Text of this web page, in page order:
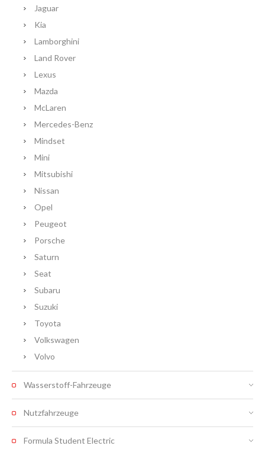
Jaguar
Kia
Lamborghini
Land Rover
Lexus
Mazda
McLaren
Mercedes-Benz
Mindset
Mini
Mitsubishi
Nissan
Opel
Peugeot
Porsche
Saturn
Seat
Subaru
Suzuki
Toyota
Volkswagen
Volvo
Wasserstoff-Fahrzeuge
Nutzfahrzeuge
Formula Student Electric